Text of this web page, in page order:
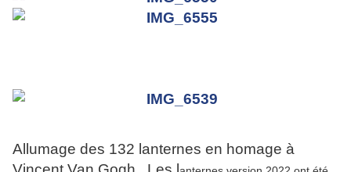
Allumage des 132 lanternes en homage à